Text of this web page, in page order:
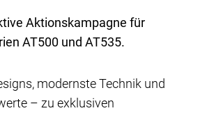
Aktionskampagne für
AT500 und AT535.
modernste Technik und
– zu exklusiven